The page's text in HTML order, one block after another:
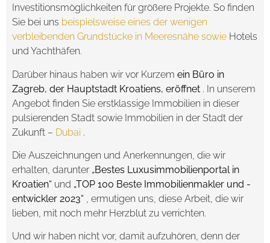
Investitionsmöglichkeiten für größere Projekte. So finden
Sie bei uns beispielsweise eines der wenigen
verbleibenden Grundstücke in Meeresnähe sowie Hotels
und Yachthäfen.
Darüber hinaus haben wir vor Kurzem ein Büro in
Zagreb, der Hauptstadt Kroatiens, eröffnet . In unserem
Angebot finden Sie erstklassige Immobilien in dieser
pulsierenden Stadt sowie Immobilien in der Stadt der
Zukunft – Dubai .
Die Auszeichnungen und Anerkennungen, die wir
erhalten, darunter „Bestes Luxusimmobilienportal in
Kroatien“ und „TOP 100 Beste Immobilienmakler und -
entwickler 2023“ , ermutigen uns, diese Arbeit, die wir
lieben, mit noch mehr Herzblut zu verrichten.
Und wir haben nicht vor, damit aufzuhören, denn der